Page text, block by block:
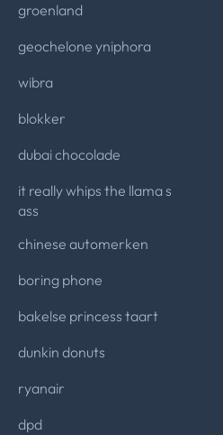
groenland
geochelone yniphora
wibra
blokker
dubai chocolade
it really whips the llama s
ass
chinese automerken
boring phone
bakelse princess taart
dunkin donuts
ryanair
dpd